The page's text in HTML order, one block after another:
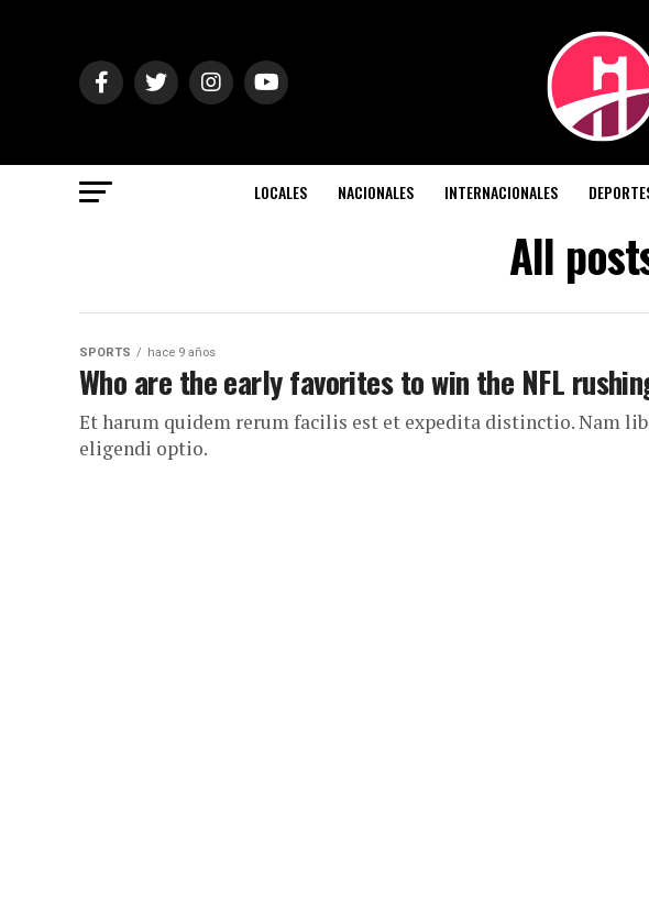
LOCALES NACIONALES INTERNACIONALES
All
SPORTS hace 9 años
Who are the early favorites to win the NFL
Et harum quidem rerum facilis est et expedita distinctio. Nam
eligendi optio.